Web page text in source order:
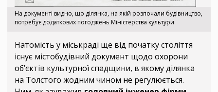
На документі видно, що ділянка, на якій розпочали будівництво,
потребує додаткових погоджень Міністерства культури
Натомість у міськраді ще від початку століття
існує містобудівний документ щодо охорони
об’єктів культурної спадщини, в якому ділянка
на Толстого жодним чином не регулюється.